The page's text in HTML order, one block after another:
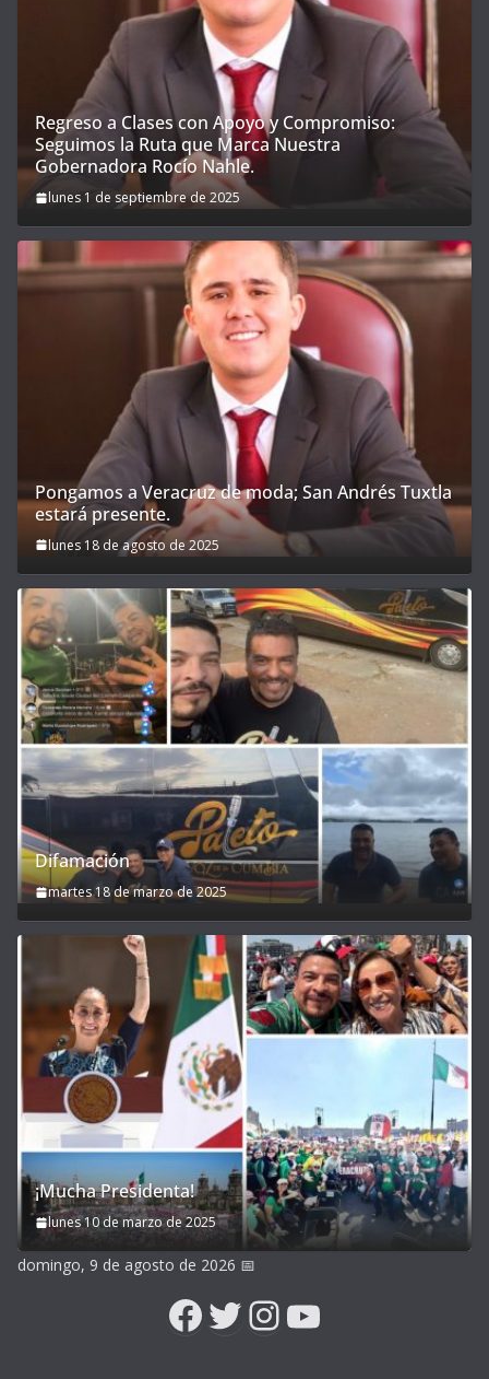
Regreso a Clases con Apoyo y Compromiso:
Seguimos la Ruta que Marca Nuestra
Gobernadora Rocío Nahle.
lunes 1 de septiembre de 2025
Pongamos a Veracruz de moda; San Andrés Tuxtla
estará presente.
lunes 18 de agosto de 2025
Difamación
martes 18 de marzo de 2025
¡Mucha Presidenta!
lunes 10 de marzo de 2025
domingo, 9 de agosto de 2026 📅
Facebook
Twitter
Instagram
YouTube